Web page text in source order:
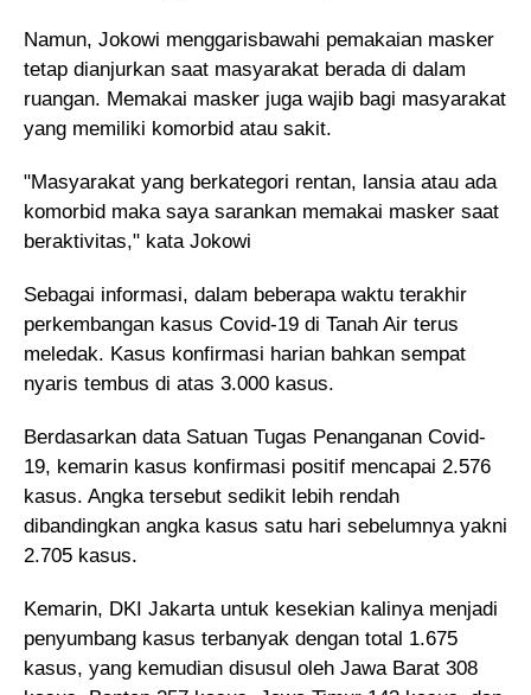
Namun, Jokowi menggarisbawahi pemakaian masker
tetap dianjurkan saat masyarakat berada di dalam
ruangan. Memakai masker juga wajib bagi masyarakat
yang memiliki komorbid atau sakit.
"Masyarakat yang berkategori rentan, lansia atau ada
komorbid maka saya sarankan memakai masker saat
beraktivitas," kata Jokowi
Sebagai informasi, dalam beberapa waktu terakhir
perkembangan kasus Covid-19 di Tanah Air terus
meledak. Kasus konfirmasi harian bahkan sempat
nyaris tembus di atas 3.000 kasus.
Berdasarkan data Satuan Tugas Penanganan Covid-
19, kemarin kasus konfirmasi positif mencapai 2.576
kasus. Angka tersebut sedikit lebih rendah
dibandingkan angka kasus satu hari sebelumnya yakni
2.705 kasus.
Kemarin, DKI Jakarta untuk kesekian kalinya menjadi
penyumbang kasus terbanyak dengan total 1.675
kasus, yang kemudian disusul oleh Jawa Barat 308